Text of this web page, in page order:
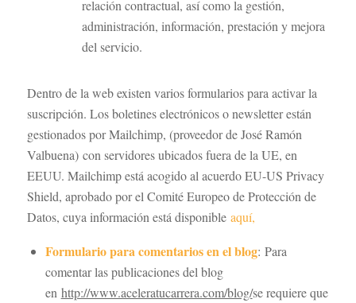
relación contractual, así como la gestión,
administración, información, prestación y mejora
del servicio.
Dentro de la web existen varios formularios para activar la
suscripción. Los boletines electrónicos o newsletter están
gestionados por Mailchimp, (proveedor de José Ramón
Valbuena) con servidores ubicados fuera de la UE, en
EEUU. Mailchimp está acogido al acuerdo EU-US Privacy
Shield, aprobado por el Comité Europeo de Protección de
Datos, cuya información está disponible aquí,
Formulario para comentarios en el blog: Para
comentar las publicaciones del blog
en http://www.aceleratucarrera.com/blog/se requiere que